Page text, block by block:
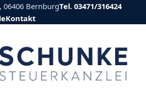
06406 BernburgTel. 03471/316424
Kontakt